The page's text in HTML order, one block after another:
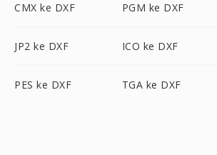
CMX ke DXF PGM ke DXF
JP2 ke DXF ICO ke DXF
PES ke DXF TGA ke DXF